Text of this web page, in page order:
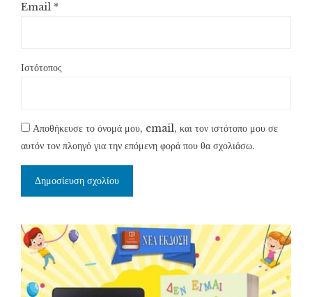
Email *
Ιστότοπος
Αποθήκευσε το όνομά μου, email, και τον ιστότοπο μου σε
αυτόν τον πλοηγό για την επόμενη φορά που θα σχολιάσω.